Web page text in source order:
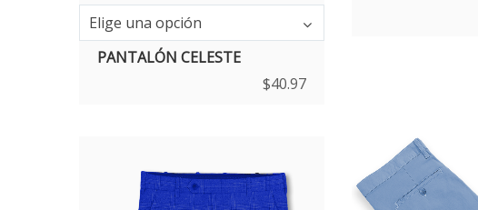
Elige una opción
PANTALÓN CELESTE
$40.97